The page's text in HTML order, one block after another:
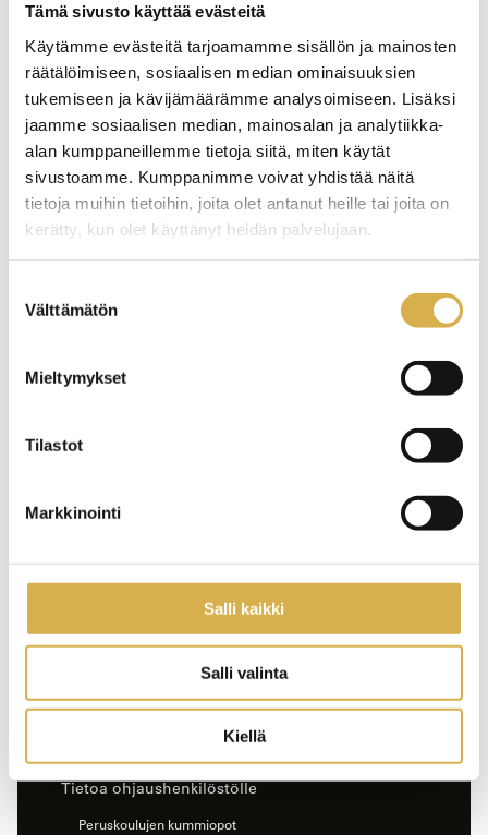
Tämä sivusto käyttää evästeitä
Käytämme evästeitä tarjoamamme sisällön ja mainosten
räätälöimiseen, sosiaalisen median ominaisuuksien
tukemiseen ja kävijämäärämme analysoimiseen. Lisäksi
jaamme sosiaalisen median, mainosalan ja analytiikka-
alan kumppaneillemme tietoja siitä, miten käytät
sivustoamme. Kumppanimme voivat yhdistää näitä
tietoja muihin tietoihin, joita olet antanut heille tai joita on
kerätty, kun olet käyttänyt heidän palvelujaan.
valinta
Välttämätön
Mieltymykset
Tilastot
Markkinointi
Salli kaikki
Salli valinta
Kiellä
Hylätty opiskelijavalinta
Terveydentila- ja
toimintakykyvaatimukset tutkinnoissa
Apua hakeutumiseen
Kielitaitovaatimus ja kielitaidon osoittaminen
Ulkomaalaisten opiskelijoiden lukuvuosimaksut
Tietoa ohjaushenkilöstölle
Peruskoulujen kummiopot